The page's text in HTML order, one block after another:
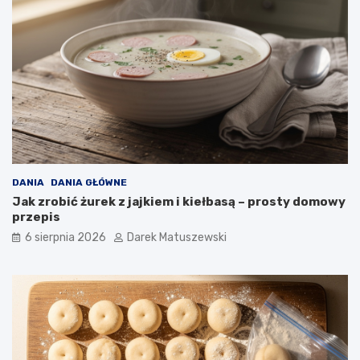
a
n
t
o
c
a
w
p
ł
y
a
n
a
j
DANIA DANIA GŁÓWNE
Jak zrobić żurek z jajkiem i kiełbasą – prosty domowy
przepis
6 sierpnia 2026 Darek Matuszewski